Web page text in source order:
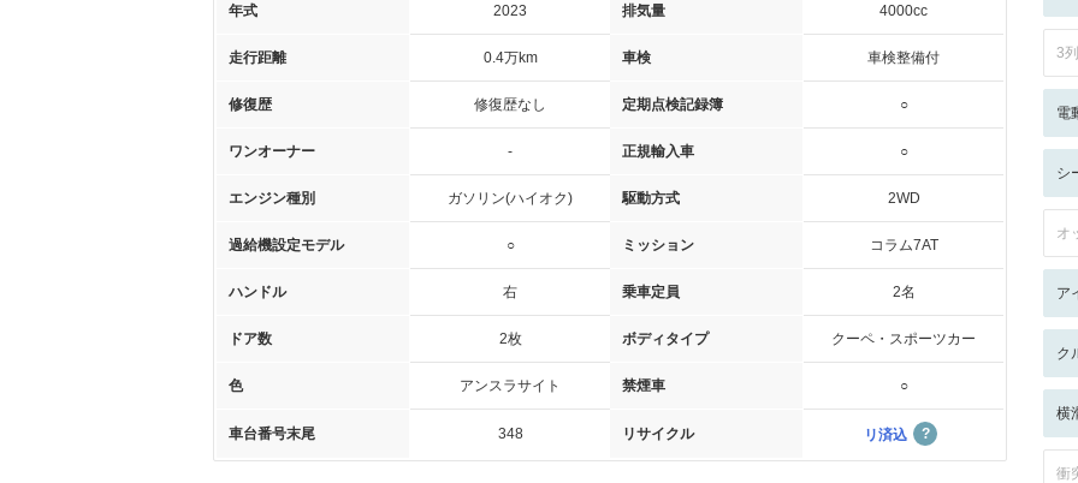
年式 2023 排気量 4000cc
走行距離 0.4万km 車検 車検整備付
修復歴 修復歴なし 定期点検記録簿 ○
ワンオーナー - 正規輸入車 ○
エンジン種別 ガソリン(ハイオク) 駆動方式 2WD
過給機設定モデル ○ ミッション コラム7AT
ハンドル 右 乗車定員 2名
ドア数 2枚 ボディタイプ クーペ・スポーツカー
色 アンスラサイト 禁煙車 ○
車台番号末尾 348 リサイクル リ済込
3
電
シ
オ
ア
ク
横
衝